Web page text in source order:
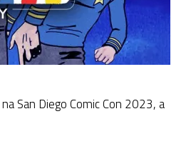
na San Diego Comic Con 2023, a